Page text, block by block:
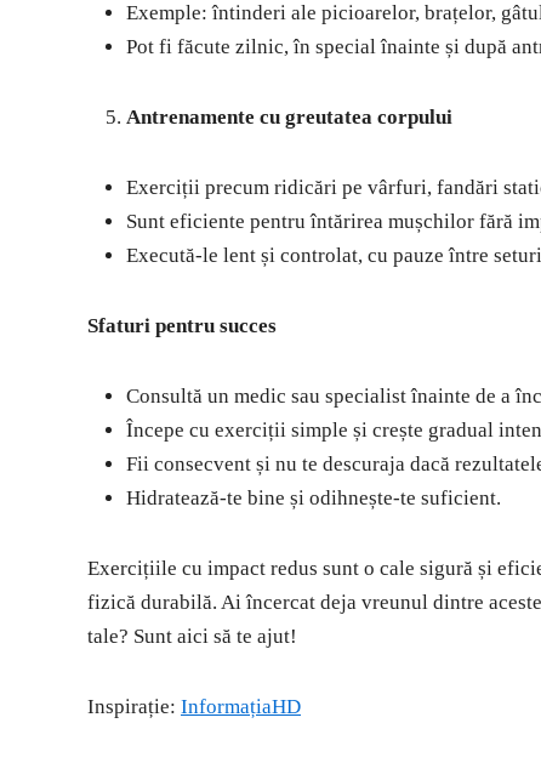
Exemple: întinderi ale picioarelor, brațelor,
Pot fi făcute zilnic, în special înainte și după
Antrenamente cu greutatea corpului
Exerciții precum ridicări pe vârfuri, fandări
Sunt eficiente pentru întărirea mușchilor fără
Execută-le lent și controlat, cu pauze între
Sfaturi pentru succes
Consultă un medic sau specialist înainte de a
Începe cu exerciții simple și crește gradual
Fii consecvent și nu te descuraja dacă
Hidratează-te bine și odihnește-te suficient.
Exercițiile cu impact redus sunt o cale sigură și
fizică durabilă. Ai încercat deja vreunul dintre
tale? Sunt aici să te ajut!
Inspirație: InformațiaHD